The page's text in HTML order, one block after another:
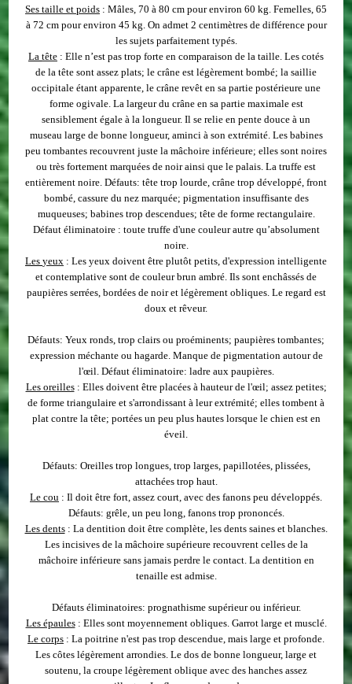
Ses taille et poids : Mâles, 70 à 80 cm pour environ 60 kg. Femelles, 65
à 72 cm pour environ 45 kg. On admet 2 centimètres de différence pour
les sujets parfaitement typés.
La tête : Elle n’est pas trop forte en comparaison de la taille. Les cotés
de la tête sont assez plats; le crâne est légèrement bombé; la saillie
occipitale étant apparente, le crâne revêt en sa partie postérieure une
forme ogivale. La largeur du crâne en sa partie maximale est
sensiblement égale à la longueur. Il se relie en pente douce à un
museau large de bonne longueur, aminci à son extrémité. Les babines
peu tombantes recouvrent juste la mâchoire inférieure; elles sont noires
ou très fortement marquées de noir ainsi que le palais. La truffe est
entièrement noire. Défauts: tête trop lourde, crâne trop développé, front
bombé, cassure du nez marquée; pigmentation insuffisante des
muqueuses; babines trop descendues; tête de forme rectangulaire.
Défaut éliminatoire: toute truffe d'une couleur autre qu’absolument
noire.
Les yeux : Les yeux doivent être plutôt petits, d'expression intelligente
et contemplative sont de couleur brun ambré. Ils sont enchâssés de
paupières serrées, bordées de noir et légèrement obliques. Le regard est
doux et rêveur.
Défauts: Yeux ronds, trop clairs ou proéminents; paupières tombantes;
expression méchante ou hagarde. Manque de pigmentation autour de
l'œil. Défaut éliminatoire: ladre aux paupières.
Les oreilles: Elles doivent être placées à hauteur de l'œil; assez petites;
de forme triangulaire et s'arrondissant à leur extrémité; elles tombent à
plat contre la tête; portées un peu plus hautes lorsque le chien est en
éveil.
Défauts: Oreilles trop longues, trop larges, papillotées, plissées,
attachées trop haut.
Le cou : Il doit être fort, assez court, avec des fanons peu développés.
Défauts: grêle, un peu long, fanons trop prononcés.
Les dents: La dentition doit être complète, les dents saines et blanches.
Les incisives de la mâchoire supérieure recouvrent celles de la
mâchoire inférieure sans jamais perdre le contact. La dentition en
tenaille est admise.
Défauts éliminatoires: prognathisme supérieur ou inférieur.
Les épaules: Elles sont moyennement obliques. Garrot large et musclé.
Le corps : La poitrine n'est pas trop descendue, mais large et profonde.
Les côtes légèrement arrondies. Le dos de bonne longueur, large et
soutenu, la croupe légèrement oblique avec des hanches assez